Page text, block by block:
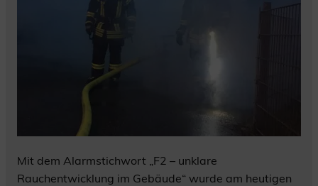
Mit dem Alarmstichwort „F2 – unklare
Rauchentwicklung im Gebäude“ wurde am heutigen